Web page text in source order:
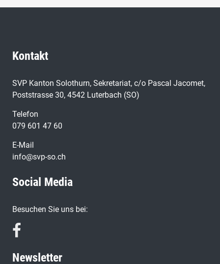
Kontakt
SVP Kanton Solothurn, Sekretariat, c/o Pascal Jacomet,
Poststrasse 30, 4542 Luterbach (SO)
Telefon
079 601 47 60
E-Mail
info@svp-so.ch
Social Media
Besuchen Sie uns bei:
Newsletter